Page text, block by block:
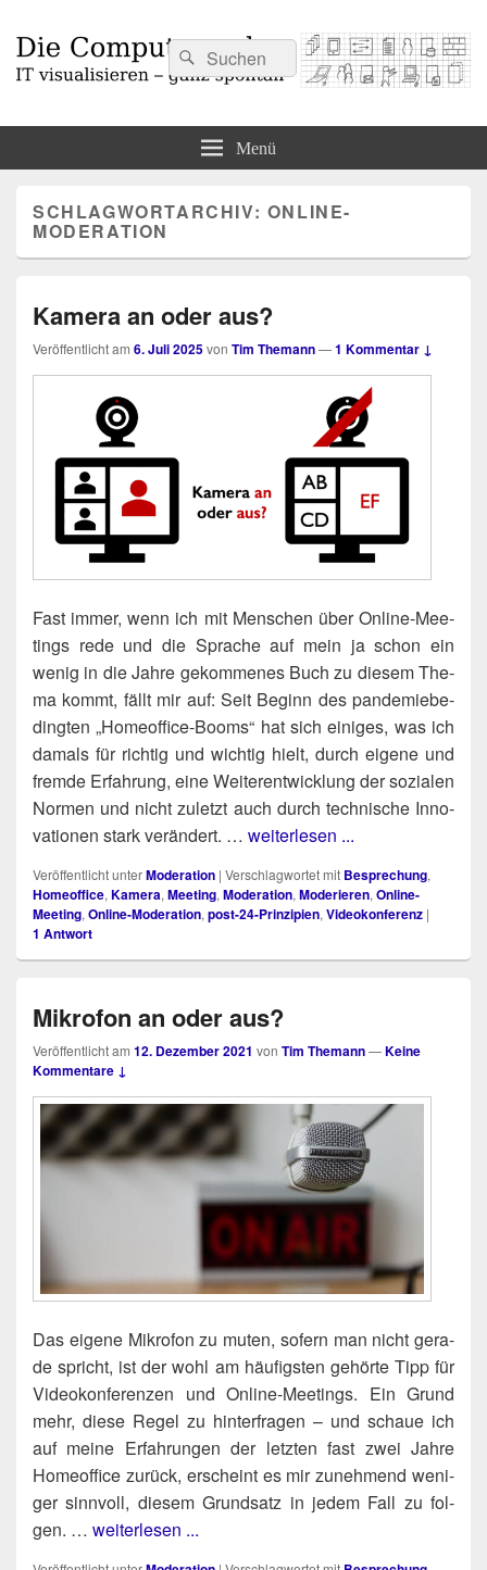
Suchen
nach:
Suchen
Menü
SCHLAGWORTARCHIV: ONLINE-
MODERATION
Kamera an oder aus?
Veröffentlicht am 6. Juli 2025von Tim Themann—1 Kommentar ↓
Fast immer, wenn ich mit Men­schen über Online-Mee­
tings rede und die Spra­che auf mein ja schon ein
wenig in die Jah­re gekom­me­nes Buch zu die­sem The­
ma kommt, fällt mir auf: Seit Beginn des pan­de­mie­be­
ding­ten „Home­of­fice-Booms“ hat sich eini­ges, was ich
damals für rich­tig und wich­tig hielt, durch eige­ne und
frem­de Erfah­rung, eine Wei­ter­ent­wick­lung der sozia­len
Nor­men und nicht zuletzt auch durch tech­ni­sche Inno­
va­tio­nen stark ver­än­dert. … weiterlesen ...
Veröffentlicht unterModeration | Verschlagwortet mit Besprechung,
Homeoffice, Kamera, Meeting, Moderation, Moderieren, Online-
Meeting, Online-Moderation, post-24-Prinzipien, Videokonferenz |
1 Antwort
Mikrofon an oder aus?
Veröffentlicht am 12. Dezember 2021 von Tim Themann—Keine
Kommentare ↓
Das eige­ne Mikro­fon zu muten, sofern man nicht gera­
de spricht, ist der wohl am häu­figs­ten gehör­te Tipp für
Video­kon­fe­ren­zen und Online-Mee­tings. Ein Grund
mehr, die­se Regel zu hin­ter­fra­gen – und schaue ich
auf mei­ne Erfah­run­gen der letz­ten fast zwei Jah­re
Home­of­fice zurück, erscheint es mir zuneh­mend weni­
ger sinn­voll, die­sem Grund­satz in jedem Fall zu fol­
gen. … weiterlesen ...